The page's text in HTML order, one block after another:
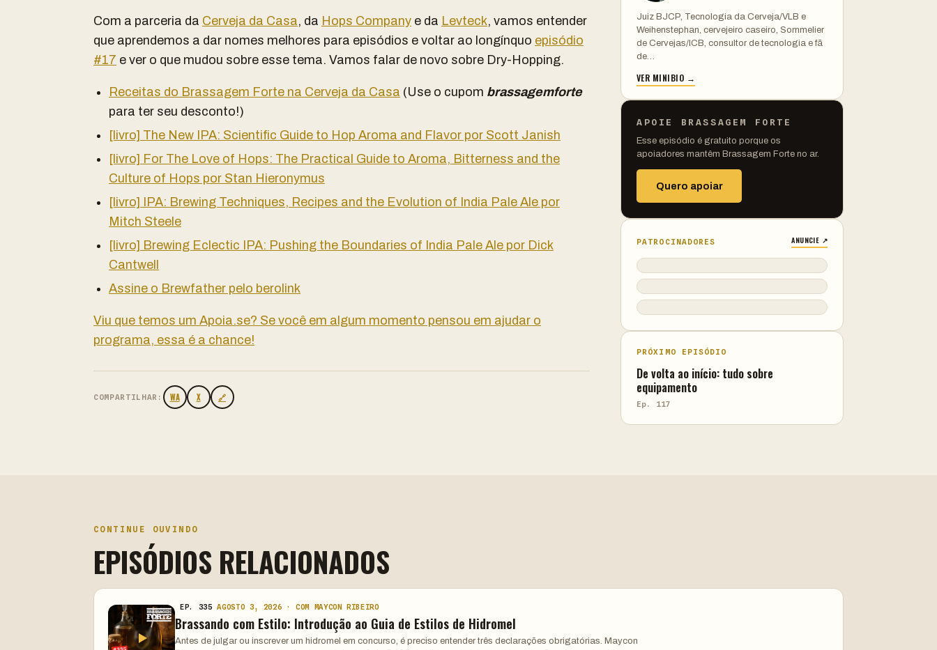
Com a parceria da Cerveja da Casa, da Hops Company e da Levteck, vamos entender
que aprendemos a dar nomes melhores para episódios e voltar ao longínquo episódio
#17 e ver o que mudou sobre esse tema. Vamos falar de novo sobre Dry-Hopping.
Receitas do Brassagem Forte na Cerveja da Casa (Use o cupom brassagemforte
para ter seu desconto!)
[livro] The New IPA: Scientific Guide to Hop Aroma and Flavor por Scott Janish
[livro] For The Love of Hops: The Practical Guide to Aroma, Bitterness and the
Culture of Hops por Stan Hieronymus
[livro] IPA: Brewing Techniques, Recipes and the Evolution of India Pale Ale por
Mitch Steele
[livro] Brewing Eclectic IPA: Pushing the Boundaries of India Pale Ale por Dick
Cantwell
Assine o Brewfather pelo berolink
Viu que temos um Apoia.se? Se você em algum momento pensou em ajudar o
programa, essa é a chance!
COMPARTILHAR: WA X 🔗
Juiz BJCP, Tecnologia da Cerveja/VLB e
Weihenstephan, cervejeiro caseiro, Sommelier
de Cervejas/ICB, consultor de tecnologia e fã
de…
VER MINIBIO →
APOIE BRASSAGEM FORTE
Esse episódio é gratuito porque os
apoiadores mantêm Brassagem Forte no ar.
Quero apoiar
PATROCINADORES ANUNCIE ↗
PRÓXIMO EPISÓDIO
De volta ao início: tudo sobre
equipamento
Ep. 117
CONTINUE OUVINDO
EPISÓDIOS RELACIONADOS
EP. 335 AGOSTO 3, 2026 · COM MAYCON RIBEIRO
Brassando com Estilo: Introdução ao Guia de Estilos de Hidromel
Antes de julgar ou inscrever um hidromel em concurso, é preciso entender três declarações obrigatórias. Maycon